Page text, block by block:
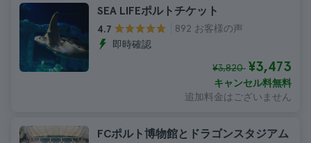
SEA LIFEポルトチケット
4.7
892 お客様の声
即時確認
¥3,820 ¥3,473
キャンセル料無料
追加料金はございません
FCポルト博物館とドラゴンスタジアム